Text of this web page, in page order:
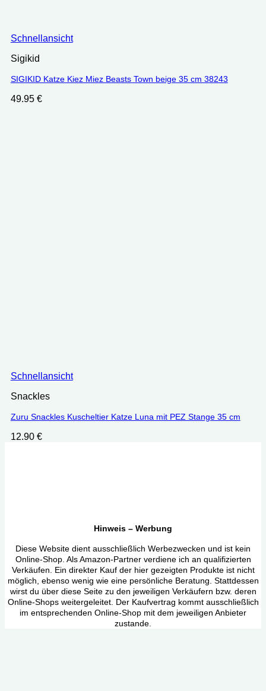
Schnellansicht
Sigikid
SIGIKID Katze Kiez Miez Beasts Town beige 35 cm 38243
49.95 €
Schnellansicht
Snackles
Zuru Snackles Kuscheltier Katze Luna mit PEZ Stange 35 cm
12.90 €
Hinweis – Werbung
Diese Website dient ausschließlich Werbezwecken und ist kein
Online-Shop. Als Amazon-Partner verdiene ich an qualifizierten
Verkäufen. Ein direkter Kauf der hier gezeigten Produkte ist nicht
möglich, ebenso wenig wie eine persönliche Beratung. Stattdessen
wirst du über diese Seite zu den jeweiligen Verkäufern bzw. deren
Online-Shops weitergeleitet. Der Kaufvertrag kommt ausschließlich
im entsprechenden Online-Shop mit dem jeweiligen Anbieter
zustande.